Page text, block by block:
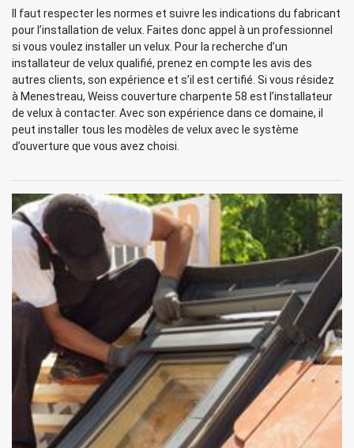
Il faut respecter les normes et suivre les indications du fabricant
pour l’installation de velux. Faites donc appel à un professionnel
si vous voulez installer un velux. Pour la recherche d’un
installateur de velux qualifié, prenez en compte les avis des
autres clients, son expérience et s’il est certifié. Si vous résidez
à Menestreau, Weiss couverture charpente 58 est l’installateur
de velux à contacter. Avec son expérience dans ce domaine, il
peut installer tous les modèles de velux avec le système
d’ouverture que vous avez choisi.